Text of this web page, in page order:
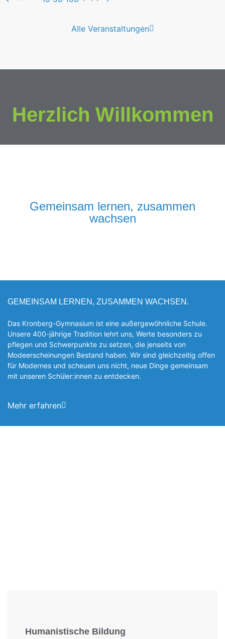
Alle Veranstaltungen
Herzlich Willkommen
Gemeinsam lernen, zusammen
wachsen
GEMEINSAM LERNEN, ZUSAMMEN WACHSEN.
Das Kronberg-Gymnasium ist eine außergewöhnliche Schule.
Unsere 400-jährige Tradition lehrt uns, Werte besonders zu
pflegen und Schwerpunkte zu setzen, die jen­seits von
Modeerscheinungen Be­stand haben. Wir sind gleichzeitig offen
für Modernes und scheuen uns nicht, neue Dinge gemeinsam
mit unseren Schüler:innen zu entde­cken.
Mehr erfahren
Humanistische Bildung